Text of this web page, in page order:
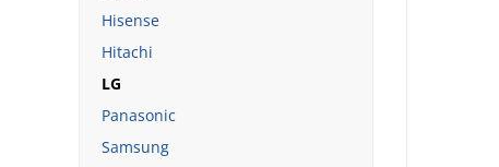
Hisense
Hitachi
LG
Panasonic
Samsung